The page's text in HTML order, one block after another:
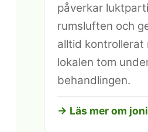
påverkar
rumsluften och
alltid kontrollerat
lokalen tom
behandlingen.
→ Läs mer om